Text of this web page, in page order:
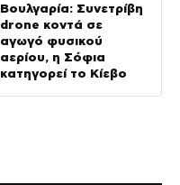
Βουλγαρία: Συνετρίβη
drone κοντά σε
αγωγό φυσικού
αερίου, η Σόφια
κατηγορεί το Κίεβο